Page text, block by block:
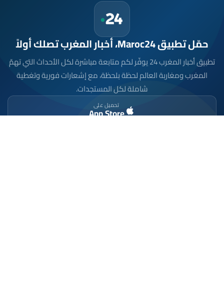
حمّل تطبيق Maroc24، أخبار المغرب تصلك أولاً
تطبيق أخبار المغرب 24 يوفّر لكم متابعة مباشرة لكل الأحداث التي تهمّ
المغرب ومغاربة العالم لحظة بلحظة، مع إشعارات فورية وتغطية
شاملة لكل المستجدات.
تحميل على
App Store